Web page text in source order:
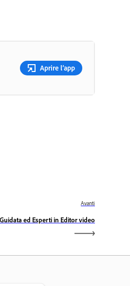
Aprire l’app
Avanti
ed Esperti in Editor video